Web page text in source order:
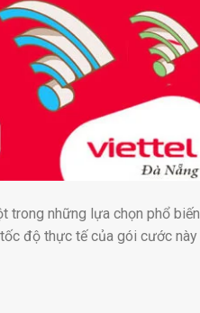
trong những lựa chọn phổ biến
độ thực tế của gói cước này